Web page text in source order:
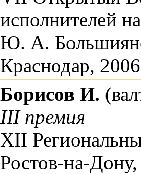
исполнителей
Ю. А.
Краснодар,
Борисов И.
III премия
XII
Ростов-на-